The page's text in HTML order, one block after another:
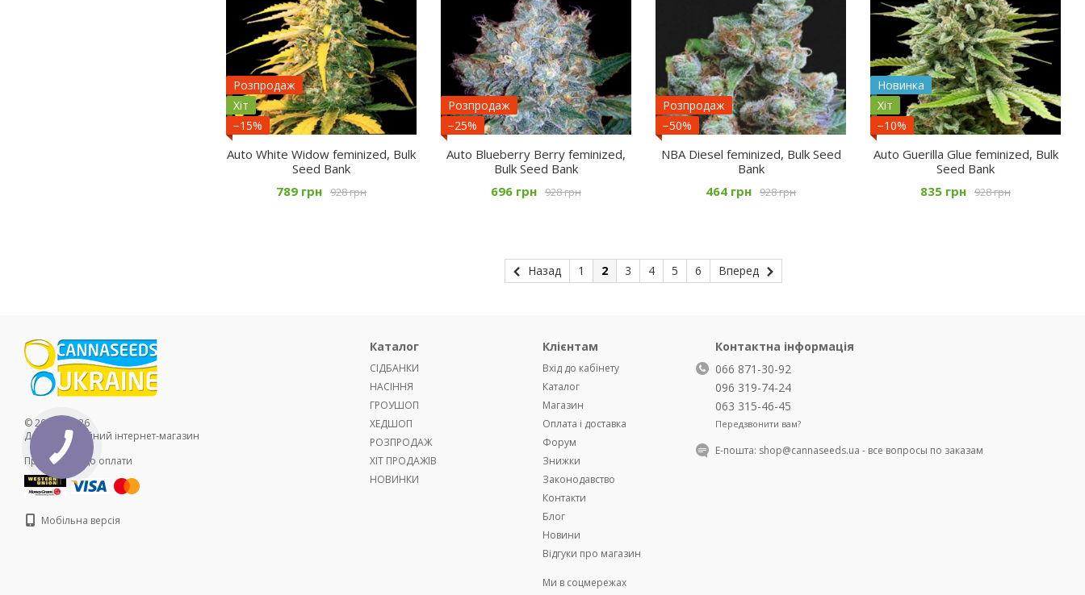
Розпродаж
Хіт
−15%
Auto White Widow feminized, Bulk
Seed Bank
928 грн
789 грн
Розпродаж
−25%
Auto Blueberry Berry feminized,
Bulk Seed Bank
928 грн
696 грн
Розпродаж
−50%
NBA Diesel feminized, Bulk Seed
Bank
928 грн
464 грн
Новинка
Хіт
−10%
Auto Guerilla Glue feminized, Bulk
Seed Bank
928 грн
835 грн
Назад 1 2 3 4 5 6 Вперед
© 2011—2026
Демонстраційний інтернет-магазин
Приймаємо до оплати
Мобільна версія
Каталог
СІДБАНКИ
НАСІННЯ
ГРОУШОП
ХЕДШОП
РОЗПРОДАЖ
ХІТ ПРОДАЖІВ
НОВИНКИ
Клієнтам
Вхід до кабінету
Каталог
Магазин
Оплата і доставка
Форум
Знижки
Законодавство
Контакти
Блог
Новини
Відгуки про магазин
Ми в соцмережах
Контактна інформація
066 871-30-92
096 319-74-24
063 315-46-45
Передзвонити вам?
Е-пошта: shop@cannaseeds.ua - все вопросы по заказам